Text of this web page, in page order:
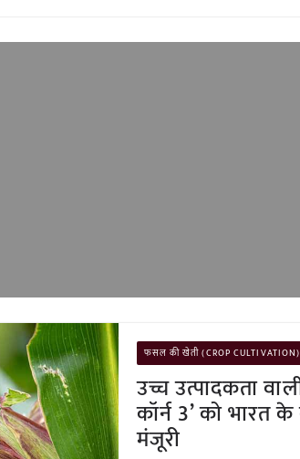
फसल की खेती (CROP CULTIVATION)
उच्च उत्पादकता
कॉर्न 3’ को भारत
मंजूरी